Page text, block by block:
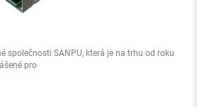
společnosti SANPU, která je na trhu od roku
pro